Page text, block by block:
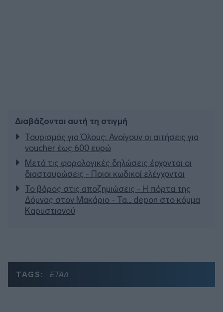
Διαβάζονται αυτή τη στιγμή
Τουρισμός για Όλους: Ανοίγουν οι αιτήσεις για
voucher έως 600 ευρώ
Μετά τις φορολογικές δηλώσεις έρχονται οι
διασταυρώσεις - Ποιοι κωδικοί ελέγχονται
Το βάρος στις αποζημιώσεις - Η πόρτα της
Δόμνας στον Μακάριο - Τα... depon στο κόμμα
Καρυστιανού
TAGS: ΕΤΑΔ